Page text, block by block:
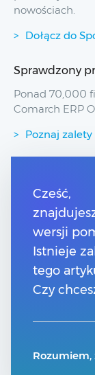
nowościach.
Dołącz do
Sprawdzony
Ponad 70,000
Comarch ERP
Poznaj
Przydatne linki
Spis treści
Pomoc
Pomoc
Pomoc
Kontakt
Znajdź
Cześć,
wersji
Istnieje
tego
Czy